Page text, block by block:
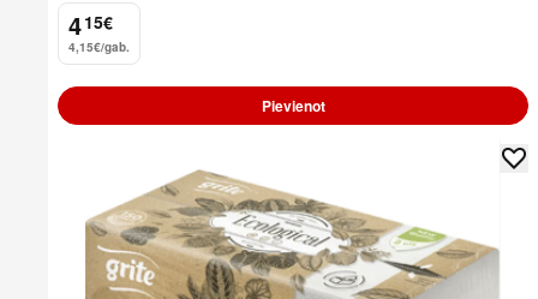
4
. 15€
4,15€/gab.
Pievienot